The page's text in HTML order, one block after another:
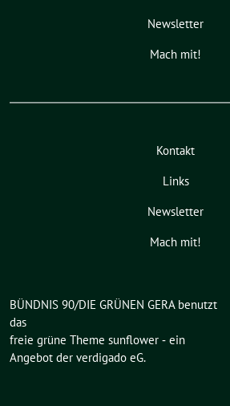
Newsletter
Mach mit!
Kontakt
Links
Newsletter
Mach mit!
BÜNDNIS 90/DIE GRÜNEN GERA benutzt
das
freie grüne Theme sunflower ‐ ein
Angebot der verdigado eG.